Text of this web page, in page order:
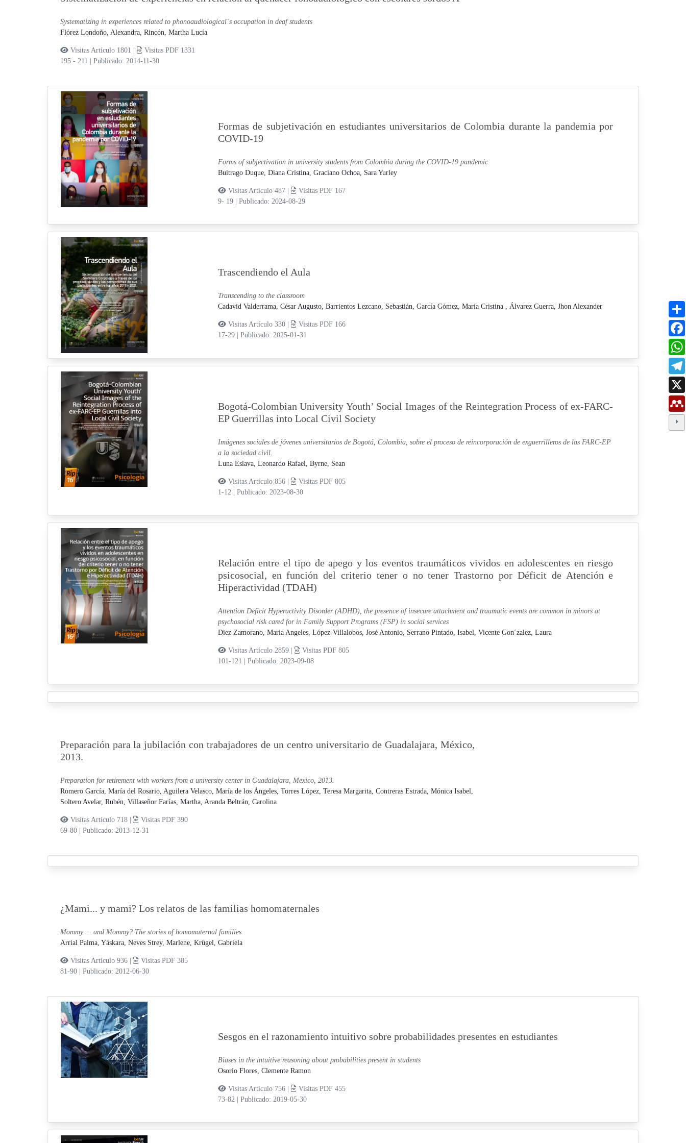
Systematizing in experiences related to phonoaudiological´s occupation in deaf students
Flórez Londoño, Alexandra, Rincón, Martha Lucía
Visitas Artículo 1801 |
Visitas PDF 1331
195 - 211
Publicado: 2014-11-30
Formas de subjetivación en estudiantes universitarios de Colombia durante la pandemia por
COVID-19
Forms of subjectivation in university students from Colombia during the COVID-19 pandemic
Buitrago Duque, Diana Cristina, Graciano Ochoa, Sara Yurley
Visitas Artículo 487 |
Visitas PDF 167
9- 19
Publicado: 2024-08-29
Trascendiendo el Aula
Transcending to the classroom
Cadavid Valderrama, César Augusto, Barrientos Lezcano, Sebastián, García Gómez, María Cristina , Álvarez Guerra, Jhon Alexander
Visitas Artículo 330 |
Visitas PDF 166
17-29
Publicado: 2025-01-31
Bogotá-Colombian University Youth’ Social Images of the Reintegration Process of ex-FARC-
EP Guerrillas into Local Civil Society
Imágenes sociales de jóvenes universitarios de Bogotá, Colombia, sobre el proceso de reincorporación de exguerrilleros de las FARC-EP
a la sociedad civil.
Luna Eslava, Leonardo Rafael, Byrne, Sean
Visitas Artículo 856 |
Visitas PDF 805
1-12 | Publicado: 2023-08-30
Relación entre el tipo de apego y los eventos traumáticos vividos en adolescentes en riesgo
psicosocial, en función del criterio tener o no tener Trastorno por Déficit de Atención e
Hiperactividad (TDAH)
Attention Deficit Hyperactivity Disorder (ADHD), the presence of insecure attachment and traumatic events are common in minors at
psychosocial risk cared for in Family Support Programs (FSP) in social services
Diez Zamorano, Maria Angeles, López-Villalobos, José Antonio, Serrano Pintado, Isabel, Vicente Gon´zalez, Laura
Visitas Artículo 2859 |
Visitas PDF 805
101-121 | Publicado: 2023-09-08
Preparación para la jubilación con trabajadores de un centro universitario de Guadalajara, México,
2013.
Preparation for retirement with workers from a university center in Guadalajara, Mexico, 2013.
Romero García, María del Rosario, Aguilera Velasco, María de los Ángeles, Torres López, Teresa Margarita, Contreras Estrada, Mónica Isabel,
Soltero Avelar, Rubén, Villaseñor Farías, Martha, Aranda Beltrán, Carolina
Visitas Artículo 718 |
Visitas PDF 390
69-80 | Publicado: 2013-12-31
¿Mami... y mami? Los relatos de las familias homomaternales
Mommy ... and Mommy? The stories of homomaternal families
Arrial Palma, Yáskara, Neves Strey, Marlene, Krügel, Gabriela
Visitas Artículo 936 |
Visitas PDF 385
81-90 | Publicado: 2012-06-30
Sesgos en el razonamiento intuitivo sobre probabilidades presentes en estudiantes
Biases in the intuitive reasoning about probabilities present in students
Osorio Flores, Clemente Ramon
Visitas Artículo 756 |
Visitas PDF 455
73-82 | Publicado: 2019-05-30